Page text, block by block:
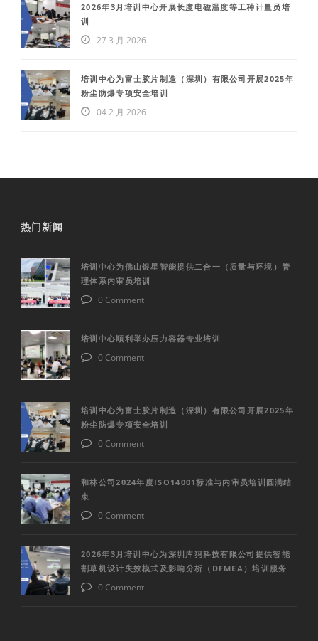
2026年3月培训中心开展长度电磁温度等工种计量员培
训
27 3 月 2026
培训中心为富士胶片制造（深圳）有限公司开展2025年
粉尘防爆专项安全培训
04 2 月 2026
热门新闻
培训中心为佛山银星智能提供二合一（质量与环境）管
理体系内审员培训
0 Comment
培训中心顺利举办压力容器专业培训
0 Comment
培训中心为富士胶片制造（深圳）有限公司开展2025年
粉尘防爆专项安全培训
0 Comment
和林公司2024年度ISO14001标准与内审员培训圆满结
束
0 Comment
2026年3月培训中心为深圳库犸科技有限公司提供智能
割草机设计失效模式及影响分析（DFMEA）培训服务
0 Comment